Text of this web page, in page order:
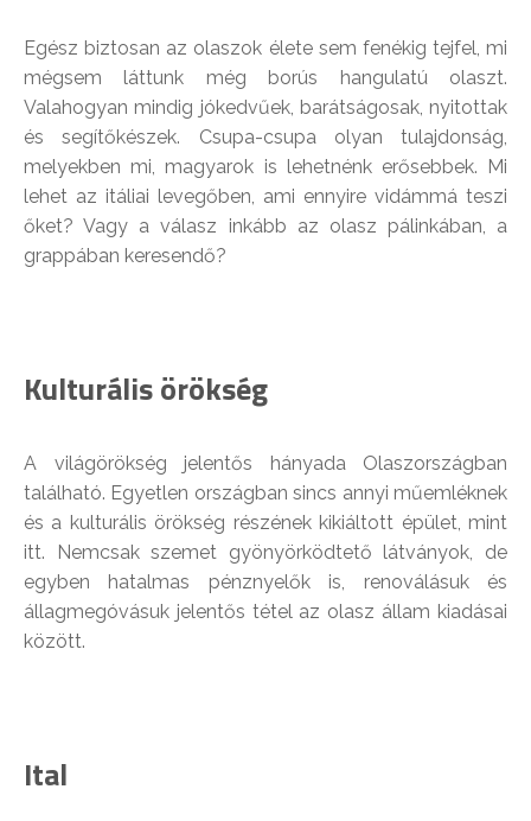
Egész biztosan az olaszok élete sem fenékig tejfel, mi
mégsem láttunk még borús hangulatú olaszt.
Valahogyan mindig jókedvűek, barátságosak, nyitottak
és segítőkészek. Csupa-csupa olyan tulajdonság,
melyekben mi, magyarok is lehetnénk erősebbek. Mi
lehet az itáliai levegőben, ami ennyire vidámmá teszi
őket? Vagy a válasz inkább az olasz pálinkában, a
grappában keresendő?
Kulturális örökség
A világörökség jelentős hányada Olaszországban
található. Egyetlen országban sincs annyi műemléknek
és a kulturális örökség részének kikiáltott épület, mint
itt. Nemcsak szemet gyönyörködtető látványok, de
egyben hatalmas pénznyelők is, renoválásuk és
állagmegóvásuk jelentős tétel az olasz állam kiadásai
között.
Ital